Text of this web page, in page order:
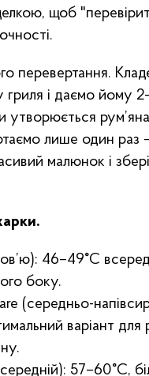
щоб
перевертання.
гриля і даємо йому
утворюється
лише один раз
малюнок і
46–49°C
боку.
(середньо-
варіант для
57–60°C,